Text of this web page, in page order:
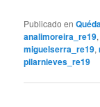
Publicado en
analimoreira_re19
miguelserra_re19,
pilarnieves_re19